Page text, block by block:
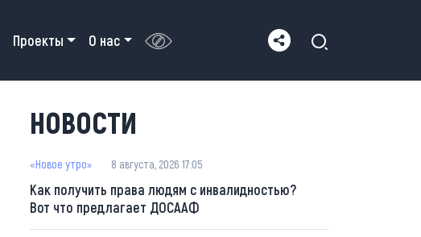
Проекты О нас
НОВОСТИ
«Новое утро» 8 августа, 2026 17:05
Как получить права людям с инвалидностью?
Вот что предлагает ДОСААФ